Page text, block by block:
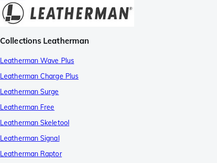
Collections Leatherman
Leatherman Wave Plus
Leatherman Charge Plus
Leatherman Surge
Leatherman Free
Leatherman Skeletool
Leatherman Signal
Leatherman Raptor